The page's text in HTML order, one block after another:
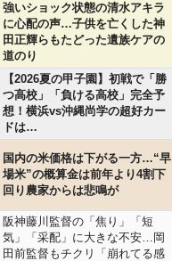
強いショック状態の清水アキラ
に心配の声…子供を亡くした神
田正輝らもたどった遺族ケアの
道のり
【2026夏の甲子園】初戦で「勝
つ高校」「負ける高校」完全予
想！横浜vs沖縄尚学の超好カー
ドは…
国内の米価格は下がる一方…“早
場米”の概算金は前年より4割下
回り農家からは悲鳴が
阪神藤川監督の「焦り」「短
気」「采配」に大きな不安…岡
田前監督もチクリ「崩れてる感